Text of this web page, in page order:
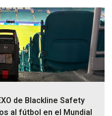
de Blackline Safety
al fútbol en el Mundial